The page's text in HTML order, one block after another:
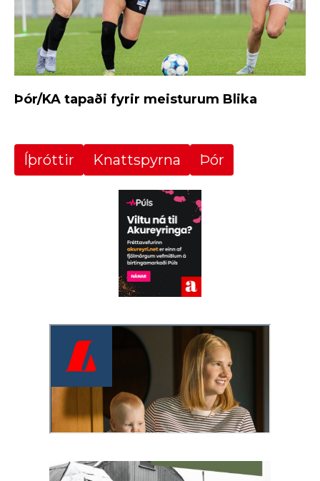
Þór/KA tapaði fyrir meisturum Blika
Íþróttir Knattspyrna Þór